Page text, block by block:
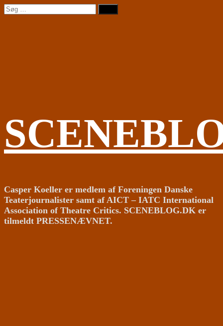
Videre
til
Søg
efter:
Casper Koeller er medlem af Foreningen Danske
Teaterjournalister samt af AICT – IATC International
Association of Theatre Critics. SCENEBLOG.DK er
tilmeldt PRESSENÆVNET.